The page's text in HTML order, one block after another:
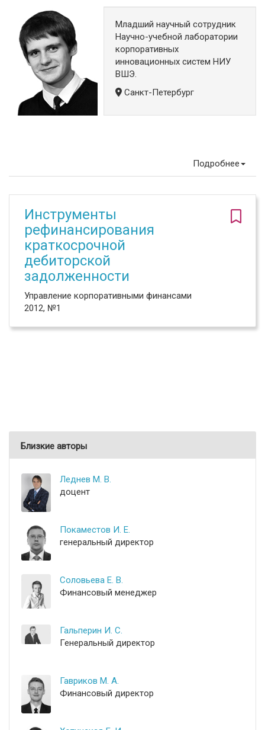
Младший научный сотрудник
Научно-учебной лаборатории
корпоративных
инновационных систем НИУ
ВШЭ.
Санкт-Петербург
Подробнее
Инструменты
рефинансирования
краткосрочной
дебиторской
задолженности
Управление корпоративными финансами
2012, №1
Близкие авторы
Леднев М. В.
доцент
Покаместов И. Е.
генеральный директор
Соловьева Е. В.
Финансовый менеджер
Гальперин И. С.
Генеральный директор
Гавриков М. А.
Финансовый директор